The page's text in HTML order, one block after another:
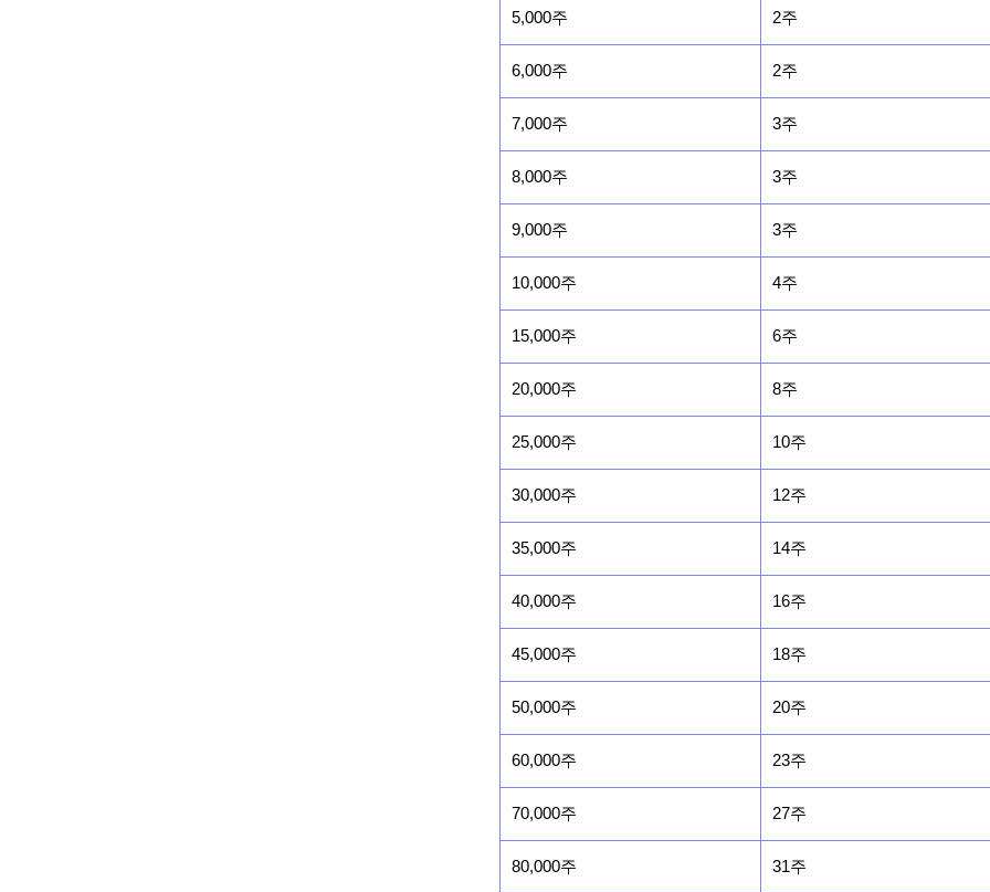
5,000주 2주
6,000주 2주
7,000주 3주
8,000주 3주
9,000주 3주
10,000주 4주
15,000주 6주
20,000주 8주
25,000주 10주
30,000주 12주
35,000주 14주
40,000주 16주
45,000주 18주
50,000주 20주
60,000주 23주
70,000주 27주
80,000주 31주